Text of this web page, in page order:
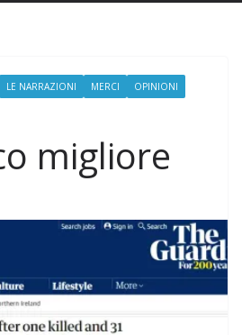
LE NARRAZIONI MERCI
OPINIONI
migliore